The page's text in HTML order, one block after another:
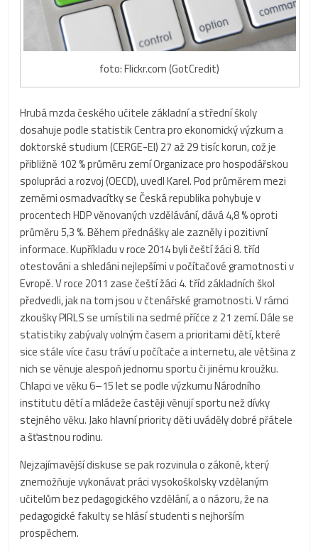
foto: Flickr.com (GotCredit)
Hrubá mzda českého učitele základní a střední školy
dosahuje podle statistik Centra pro ekonomický výzkum a
doktorské studium (CERGE-EI) 27 až 29 tisíc korun, což je
přibližně 102 % průměru zemí Organizace pro hospodářskou
spolupráci a rozvoj (OECD), uvedl Karel. Pod průměrem mezi
zeměmi osmadvacítky se Česká republika pohybuje v
procentech HDP věnovaných vzdělávání, dává 4,8 % oproti
průměru 5,3 %. Během přednášky ale zazněly i pozitivní
informace. Kupříkladu v roce 2014 byli čeští žáci 8. tříd
otestováni a shledáni nejlepšími v počítačové gramotnosti v
Evropě. V roce 2011 zase čeští žáci 4. tříd základních škol
předvedli, jak na tom jsou v čtenářské gramotnosti. V rámci
zkoušky PIRLS se umístili na sedmé příčce z 21 zemí. Dále se
statistiky zabývaly volným časem a prioritami dětí, které
sice stále více času tráví u počítače a internetu, ale většina z
nich se věnuje alespoň jednomu sportu či jinému kroužku.
Chlapci ve věku 6–15 let se podle výzkumu Národního
institutu dětí a mládeže častěji věnují sportu než dívky
stejného věku. Jako hlavní priority děti uváděly dobré přátele
a šťastnou rodinu.
Nejzajímavější diskuse se pak rozvinula o zákoně, který
znemožňuje vykonávat práci vysokoškolsky vzdělaným
učitelům bez pedagogického vzdělání, a o názoru, že na
pedagogické fakulty se hlásí studenti s nejhorším
prospěchem.